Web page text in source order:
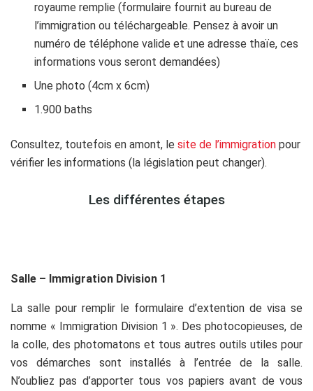
royaume remplie (formulaire fournit au bureau de
l’immigration ou téléchargeable. Pensez à avoir un
numéro de téléphone valide et une adresse thaïe, ces
informations vous seront demandées)
Une photo (4cm x 6cm)
1.900 baths
Consultez, toutefois en amont, le site de l’immigration pour
vérifier les informations (la législation peut changer).
Les différentes étapes
Salle – Immigration Division 1
La salle pour remplir le formulaire d’extention de visa se
nomme « Immigration Division 1 ». Des photocopieuses, de
la colle, des photomatons et tous autres outils utiles pour
vos démarches sont installés à l’entrée de la salle.
N’oubliez pas d’apporter tous vos papiers avant de vous